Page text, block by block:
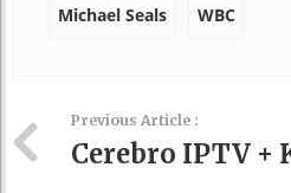
Michael Seals WBC
Previous Article :
Cerebro IPTV +